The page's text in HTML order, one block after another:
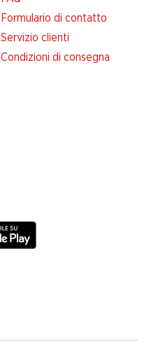
Formulario di contatto
Servizio clienti
Condizioni di consegna